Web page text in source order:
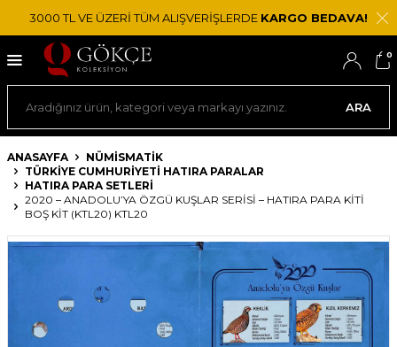
3000 TL VE ÜZERİ TÜM ALIŞVERİŞLERDE KARGO BEDAVA!
ARA
0
ANASAYFA
NÜMİSMATİK
TÜRKIYE CUMHURIYETI HATIRA PARALAR
HATIRA PARA SETLERI
2020 – ANADOLU’YA ÖZGÜ KUŞLAR SERISI – HATIRA PARA KITI
BOŞ KIT (KTL20) KTL20